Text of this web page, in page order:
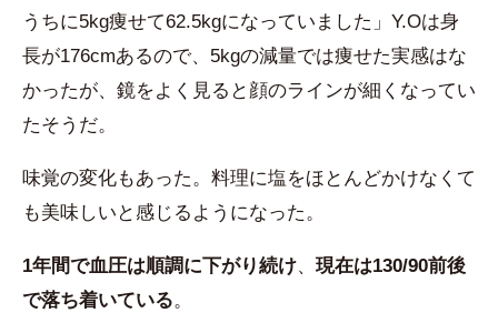
うちに5kg痩せて62.5kgになっていました」Y.Oは身
長が176cmあるので、5kgの減量では痩せた実感はな
かったが、鏡をよく見ると顔のラインが細くなってい
たそうだ。
味覚の変化もあった。料理に塩をほとんどかけなくて
も美味しいと感じるようになった。
1年間で血圧は順調に下がり続け、 現在は130/90前後
で落ち着いている。